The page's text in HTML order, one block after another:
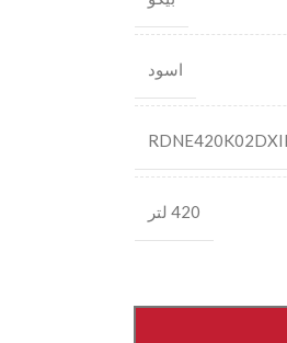
اسود
420 لتر